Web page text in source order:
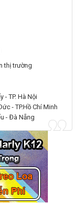
thị trường
- TP. Hà Nội
- TP.Hồ Chí Minh
- Đà Nẵng